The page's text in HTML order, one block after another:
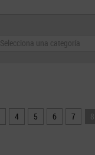
Selecciona una categoría
4 5 6 7 8